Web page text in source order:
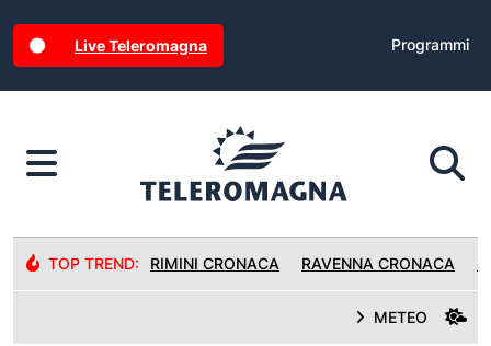
Live Teleromagna Programmi
TOP TREND: RIMINI CRONACA RAVENNA CRONACA
METEO